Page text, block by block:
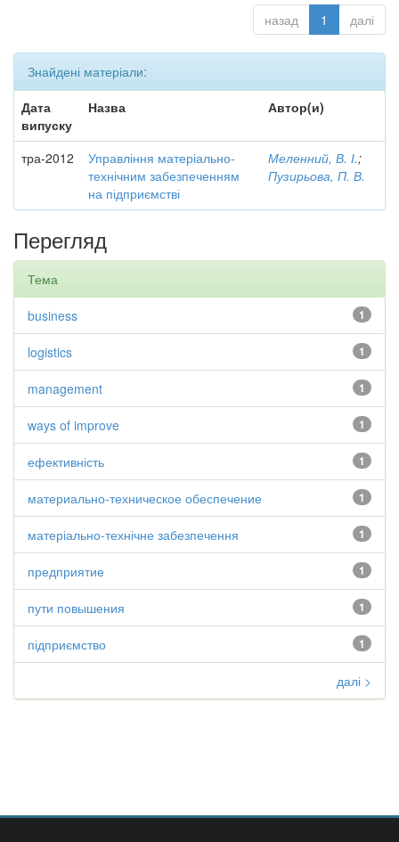
назад 1 далі
Знайдені матеріали:
Дата
випуску
Назва Автор(и)
тра-2012
Управління матеріально-
технічним забезпеченням
на підприємстві
Меленний, В. І.;
Пузирьова, П. В.
Перегляд
Тема
1
business
1
logistics
1
management
1
ways of improve
1
ефективність
1
материально-техническое обеспечение
1
матеріально-технічне забезпечення
1
предприятие
1
пути повышения
1
підприємство
далі >